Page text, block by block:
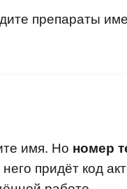
препараты
имя. Но номер
придёт код